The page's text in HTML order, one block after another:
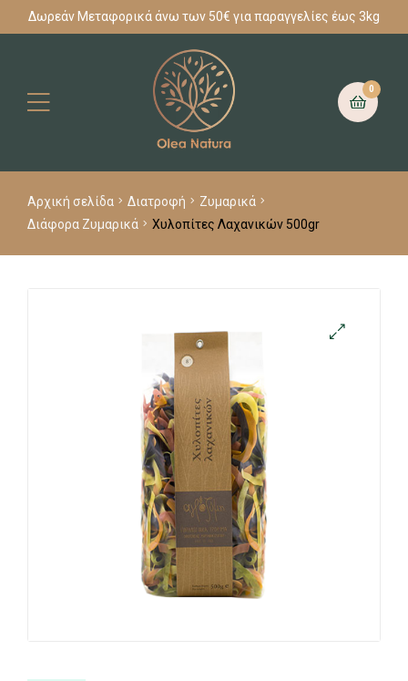
Δωρεάν Μεταφορικά άνω των 50€ για παραγγελίες έως 3kg
0
Αρχική σελίδα Διατροφή
Ζυμαρικά
Διάφορα Ζυμαρικά
Χυλοπίτες Λαχανικών 500gr